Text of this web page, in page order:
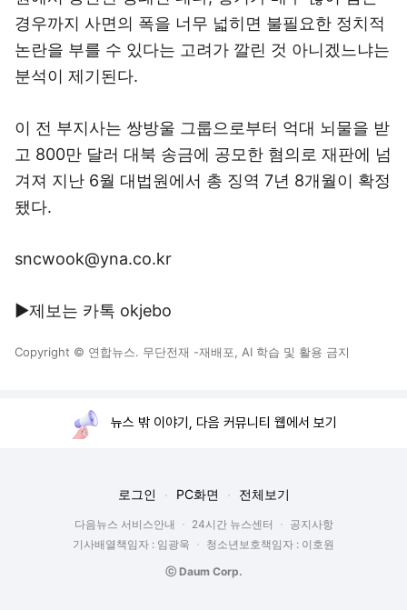
경우까지 사면의 폭을 너무 넓히면 불필요한 정치적
논란을 부를 수 있다는 고려가 깔린 것 아니겠느냐는
분석이 제기된다.
이 전 부지사는 쌍방울 그룹으로부터 억대 뇌물을 받
고 800만 달러 대북 송금에 공모한 혐의로 재판에 넘
겨져 지난 6월 대법원에서 총 징역 7년 8개월이 확정
됐다.
sncwook@yna.co.kr
▶제보는 카톡 okjebo
Copyright © 연합뉴스. 무단전재 -재배포, AI 학습 및 활용 금지
뉴스 밖 이야기, 다음 커뮤니티 웹에서 보기
로그인 PC화면 전체보기
다음뉴스 서비스안내 24시간 뉴스센터
공지사항
기사배열책임자 : 임광욱
청소년보호책임자 : 이호원
ⓒ Daum Corp.